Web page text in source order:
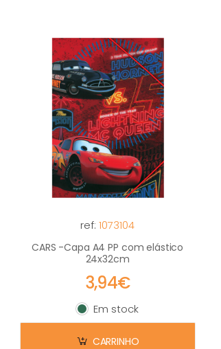
ref:1073104
CARS -Capa A4 PP com elástico
24x32cm
3,94€
Em stock
Em stock
CARRINHO